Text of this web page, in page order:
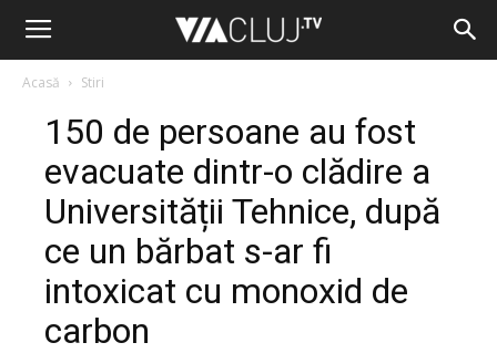
Acasă Stiri
150 de persoane au fost
evacuate dintr-o clădire a
Universității Tehnice, după
ce un bărbat s-ar fi
intoxicat cu monoxid de
carbon